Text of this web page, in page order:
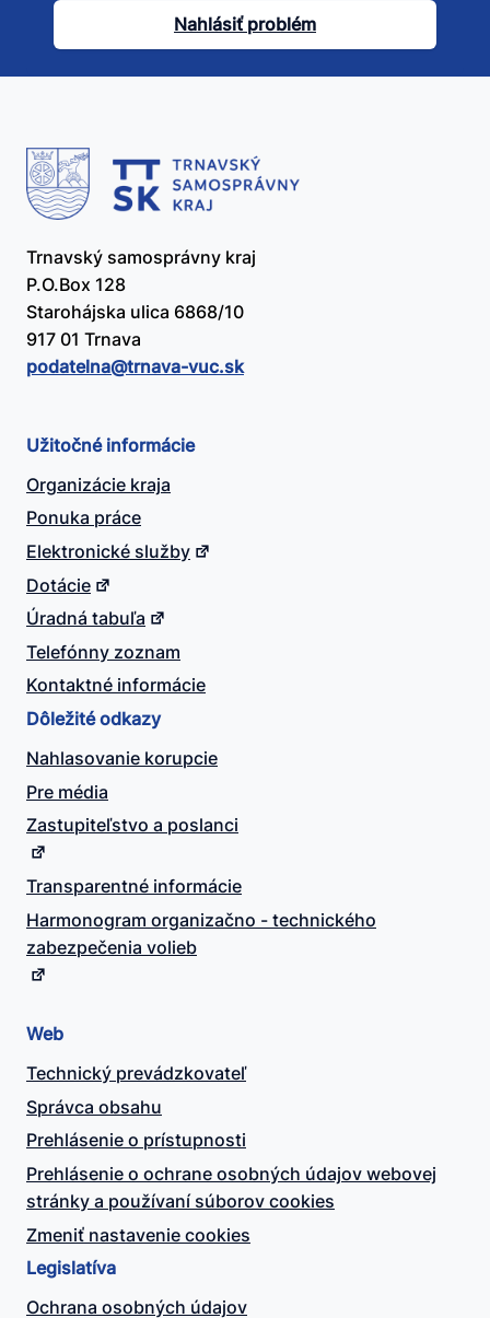
článok
užitočný?
Nahlásiť problém
Trnavský samosprávny kraj
P.O.Box 128
Starohájska ulica 6868/10
917 01 Trnava
podatelna@​trnava-vuc.sk
Užitočné informácie
Organizácie kraja
Ponuka práce
Elektronické služby
Dotácie
Úradná tabuľa
Telefónny zoznam
Kontaktné informácie
Dôležité odkazy
Nahlasovanie korupcie
Pre média
Zastupiteľstvo a poslanci
Transparentné informácie
Harmonogram organizačno - technického
zabezpečenia volieb
Web
Technický prevádzkovateľ
Správca obsahu
Prehlásenie o prístupnosti
Prehlásenie o ochrane osobných údajov webovej
stránky a používaní súborov cookies
Zmeniť nastavenie cookies
Legislatíva
Ochrana osobných údajov